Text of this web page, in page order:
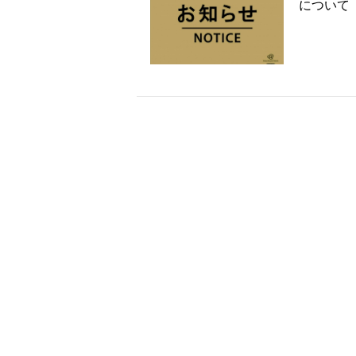
について